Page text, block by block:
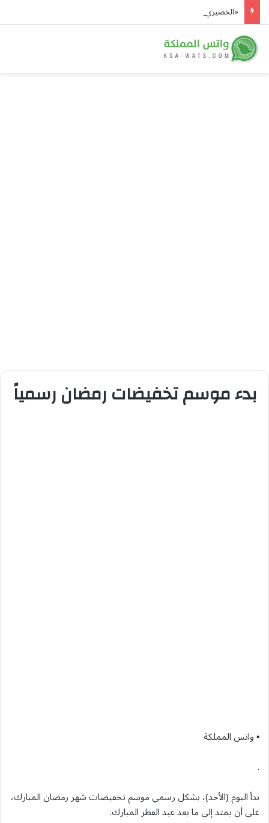
بدء موسم تخفيضات رمضان رسمياً
▪︎ واتس المملكة
.
بدأ اليوم (الأحد)، بشكل رسمي موسم تخفيضات شهر رمضان المبارك،
على أن يمتد إلى ما بعد عيد الفطر المبارك.